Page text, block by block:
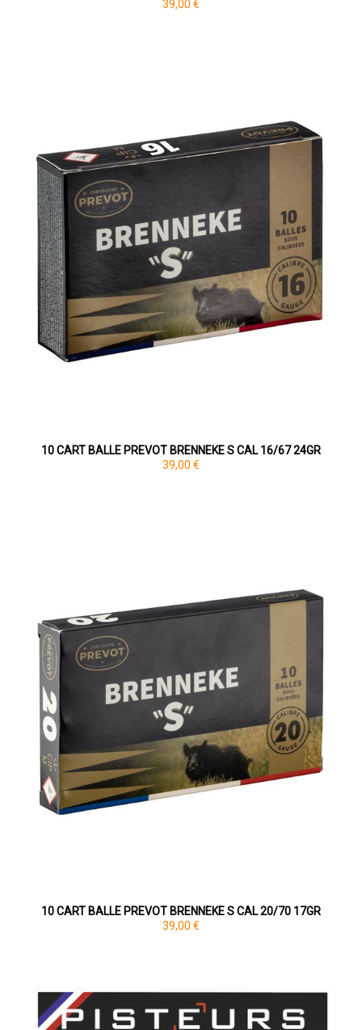
39,00 €
10 CART BALLE PREVOT BRENNEKE S CAL 16/67 24GR
39,00 €
10 CART BALLE PREVOT BRENNEKE S CAL 20/70 17GR
39,00 €